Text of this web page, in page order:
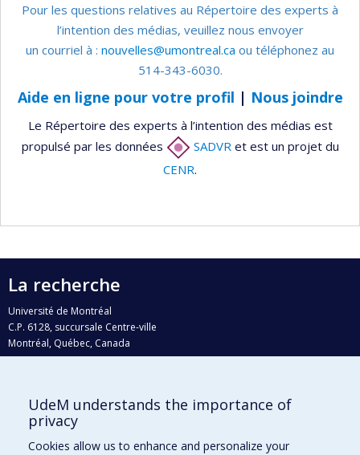
Pour les questions relatives au Répertoire des experts à
l’intention des médias, veuillez nous envoyer
un courriel à : nouvelles@umontreal.ca ou téléphonez au
514-343-6030.
Aide en ligne pour votre profil | Nous joindre
Le Répertoire des experts à l’intention des médias est
propulsé par les données
SADVR et est un projet du
CENR.
La recherche
Université de Montréal
C.P. 6128, succursale Centre-ville
Montréal, Québec, Canada
H3C 3J7
Qui fait quoi?
Nous trouver
UdeM understands the importance of
privacy
Cookies allow us to enhance and personalize your